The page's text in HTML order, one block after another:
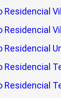
Residencial
Residencial
Residencial
Residencial
Residencial